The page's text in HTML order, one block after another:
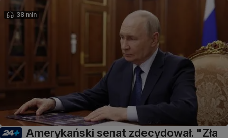
38 min
Amerykański senat zdecydował. "Zła